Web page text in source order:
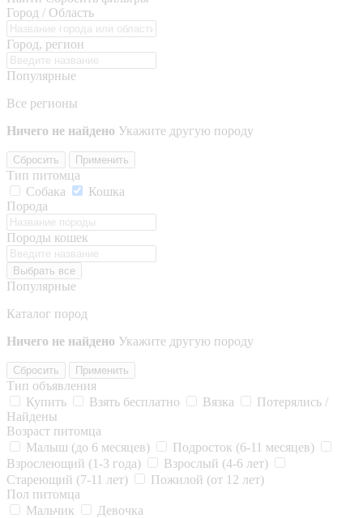
Город / Область
Город, регион
Популярные
Все регионы
Ничего не найдено Укажите другую породу
Сбросить Применить
Тип питомца
Собака
Кошка
Порода
Породы кошек
Выбрать все
Популярные
Каталог пород
Ничего не найдено Укажите другую породу
Сбросить Применить
Тип объявления
Купить
Взять бесплатно Вязка
Потерялись /
Найдены
Возраст питомца
Малыш (до 6 месяцев)
Подросток (6-11 месяцев)
Взрослеющий (1-3 года)
Взрослый (4-6 лет)
Стареющий (7-11 лет)
Пожилой (от 12 лет)
Пол питомца
Мальчик
Девочка